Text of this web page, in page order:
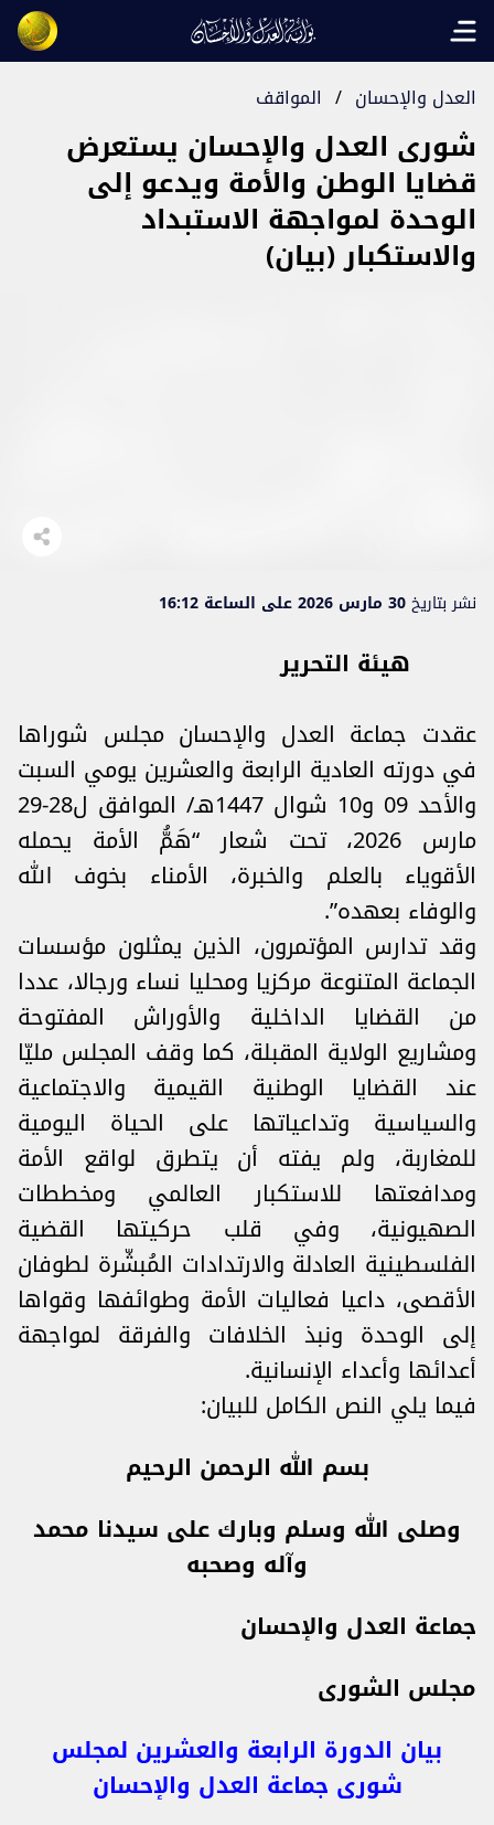
Open main menu
العدل والإحسان / المواقف
شورى العدل والإحسان يستعرض
قضايا الوطن والأمة ويدعو إلى
الوحدة لمواجهة الاستبداد
والاستكبار (بيان)
نشر بتاريخ30 مارس 2026 على الساعة 16:12
هيئة التحرير
عقدت جماعة العدل والإحسان مجلس شوراها
في دورته العادية الرابعة والعشرين يومي السبت
والأحد 09 و10 شوال 1447هـ/ الموافق ل28-29
مارس 2026، تحت شعار “هَمُّ الأمة يحمله
الأقوياء بالعلم والخبرة، الأمناء بخوف الله
والوفاء بعهده”.
وقد تدارس المؤتمرون، الذين يمثلون مؤسسات
الجماعة المتنوعة مركزيا ومحليا نساء ورجالا، عددا
من القضايا الداخلية والأوراش المفتوحة
ومشاريع الولاية المقبلة، كما وقف المجلس مليّا
عند القضايا الوطنية القيمية والاجتماعية
والسياسية وتداعياتها على الحياة اليومية
للمغاربة، ولم يفته أن يتطرق لواقع الأمة
ومدافعتها للاستكبار العالمي ومخططات
الصهيونية، وفي قلب حركيتها القضية
الفلسطينية العادلة والارتدادات المُبشّرة لطوفان
الأقصى، داعيا فعاليات الأمة وطوائفها وقواها
إلى الوحدة ونبذ الخلافات والفرقة لمواجهة
أعدائها وأعداء الإنسانية.
فيما يلي النص الكامل للبيان:
بسم الله الرحمن الرحيم
وصلى الله وسلم وبارك على سيدنا محمد
وآله وصحبه
جماعة العدل والإحسان
مجلس الشورى
بيان الدورة الرابعة والعشرين لمجلس
شورى جماعة العدل والإحسان